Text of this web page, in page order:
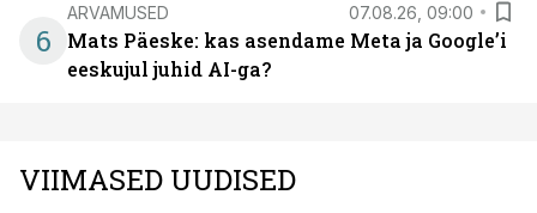
6
ARVAMUSED 07.08.26, 09:00
Mats Päeske: kas asendame Meta ja Google’i
eeskujul juhid AI-ga?
VIIMASED UUDISED